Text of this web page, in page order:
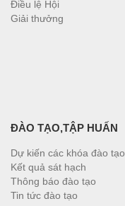
Điều lệ Hội
Giải thưởng
ĐÀO TẠO,TẬP HUẤN
Dự kiến các khóa đào tạo
Kết quả sát hạch
Thông báo đào tạo
Tin tức đào tạo